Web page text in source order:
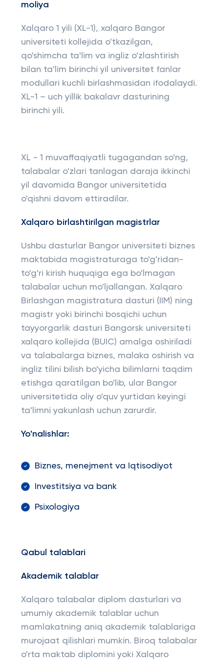
moliya
Xalqaro 1 yili (XL-1), xalqaro Bangor
universiteti kollejida o'tkazilgan,
qo'shimcha ta'lim va ingliz o'zlashtirish
bilan ta'lim birinchi yil universitet fanlar
modullari kuchli birlashmasidan ifodalaydi.
XL-1 – uch yillik bakalavr dasturining
birinchi yili.
XL - 1 muvaffaqiyatli tugagandan so'ng,
talabalar o'zlari tanlagan daraja ikkinchi
yil davomida Bangor universitetida
o'qishni davom ettiradilar.
Xalqaro birlashtirilgan magistrlar
Ushbu dasturlar Bangor universiteti biznes
maktabida magistraturaga to'g'ridan-
to'g'ri kirish huquqiga ega bo'lmagan
talabalar uchun mo'ljallangan. Xalqaro
Birlashgan magistratura dasturi (IIM) ning
magistr yoki birinchi bosqichi uchun
tayyorgarlik dasturi Bangorsk universiteti
xalqaro kollejida (BUIC) amalga oshiriladi
va talabalarga biznes, malaka oshirish va
ingliz tilini bilish bo'yicha bilimlarni taqdim
etishga qaratilgan bo'lib, ular Bangor
universitetida oliy o'quv yurtidan keyingi
ta'limni yakunlash uchun zarurdir.
Yo'nalishlar:
Biznes, menejment va Iqtisodiyot
Investitsiya va bank
Psixologiya
Qabul talablari
Akademik talablar
Xalqaro talabalar diplom dasturlari va
umumiy akademik talablar uchun
mamlakatning aniq akademik talablariga
murojaat qilishlari mumkin. Biroq talabalar
o'rta maktab diplomini yoki Xalqaro